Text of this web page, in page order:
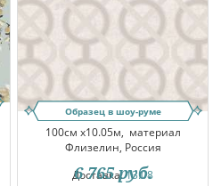
Образец в шоу-руме
100см x10.05м, материал
Флизелин, Россия
Доставка:13.08
6 765 руб.